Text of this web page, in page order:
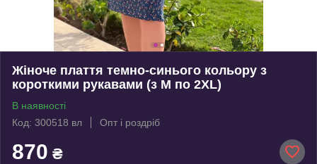
Жіноче плаття темно-синього кольору з
короткими рукавами (з M по 2XL)
В наявності
Код: 300518 вл
Опт і роздріб
870 ₴